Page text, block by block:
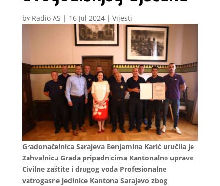
by Radio AS | 16 Jul 2024| Vijesti
Gradonačelnica Sarajeva Benjamina Karić uručila je
Zahvalnicu Grada pripadnicima Kantonalne uprave
Civilne zaštite i drugog voda Profesionalne
vatrogasne jedinice Kantona Sarajevo zbog